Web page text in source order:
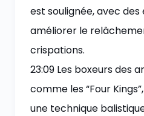
est soulignée, avec
améliorer le
crispations.
23:09 Les boxeurs des
comme les “Four
une technique